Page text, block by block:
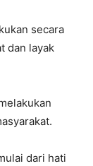
secara
dan layak
dari hati